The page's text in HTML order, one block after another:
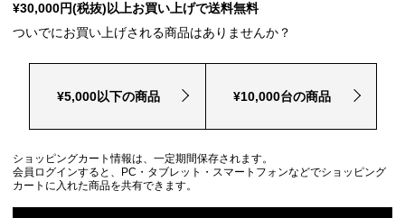
¥30,000円(税抜)以上お買い上げで送料無料
ついでにお買い上げされる商品はありませんか？
¥5,000以下の商品 ¥10,000台の商品
ショッピングカート情報は、一定期間保存されます。
会員ログインすると、PC・タブレット・スマートフォンなどでショッピング
カートに入れた商品を共有できます。